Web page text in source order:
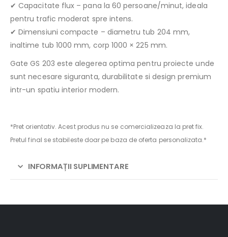
✔ Capacitate flux – pana la 60 persoane/minut, ideala
pentru trafic moderat spre intens.
✔ Dimensiuni compacte – diametru tub 204 mm,
inaltime tub 1000 mm, corp 1000 × 225 mm.
Gate GS 203 este alegerea optima pentru proiecte unde
sunt necesare siguranta, durabilitate si design premium
intr-un spatiu interior modern.
*Pret orientativ. Acest produs nu se comercializeaza la pret fix.
Pretul final se stabileste doar pe baza de oferta personalizata.*
INFORMAȚII SUPLIMENTARE